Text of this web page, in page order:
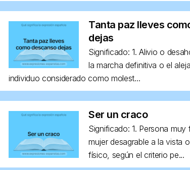
Tanta paz lleves
dejas
Significado: 1. Alivio o
la marcha definitiva o el
individuo considerado como molest...
Ser un craco
Significado: 1. Persona
mujer desagrable a la vista
físico, según el criterio pe...